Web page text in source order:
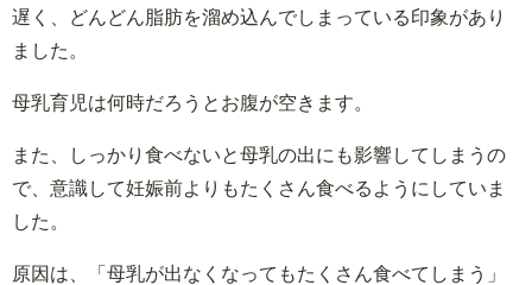
遅く、どんどん脂肪を溜め込んでしまっている印象があり
ました。
母乳育児は何時だろうとお腹が空きます。
また、しっかり食べないと母乳の出にも影響してしまうの
で、意識して妊娠前よりもたくさん食べるようにしていま
した。
原因は、「母乳が出なくなってもたくさん食べてしまう」